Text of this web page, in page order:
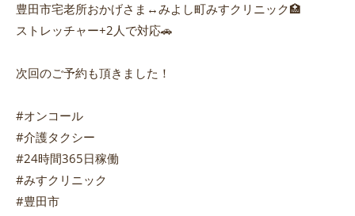
豊田市宅老所おかげさま↔️みよし町みすクリニック🏥
ストレッチャー+2人で対応🚗
次回のご予約も頂きました！
#オンコール
#介護タクシー
#24時間365日稼働
#みすクリニック
#豊田市